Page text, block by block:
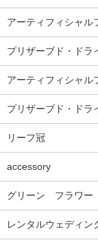
アーティフィシャル
プリザーブド・ドラ
アーティフィシャル
プリザーブド・ドラ
リーフ冠
accessory
グリーン フラワー
レンタルウェディン